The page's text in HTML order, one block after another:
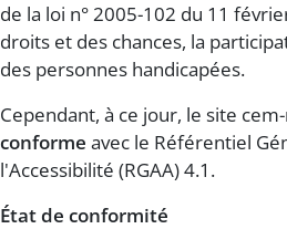
de la loi n° 2005-102 du 11
droits et des chances, la
des personnes handicapées.
Cependant, à ce jour, le site
conforme avec le Référentiel
l'Accessibilité (RGAA) 4.1.
État de conformité